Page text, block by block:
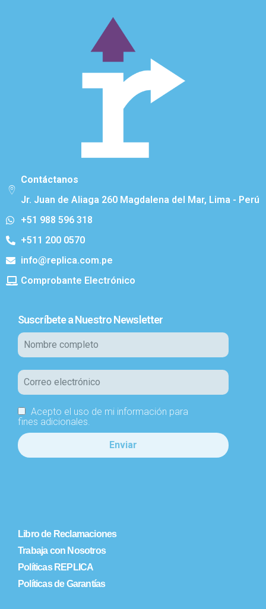
Contáctanos
Jr. Juan de Aliaga 260 Magdalena del Mar, Lima - Perú
+51 988 596 318
+511 200 0570
info@replica.com.pe
Comprobante Electrónico
Suscríbete a Nuestro Newsletter
Acepto el uso de mi información para
fines adicionales.
Libro de Reclamaciones
Trabaja con Nosotros
Políticas REPLICA
Políticas de Garantías